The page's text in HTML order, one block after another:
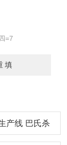
=7
产线 巴氏杀